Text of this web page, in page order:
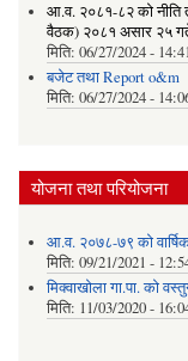
आ.व. २०८१-८२ को नीति
वैठक) २०८१ असार २५
मिति: 06/27/2024 -
बजेट तथा Report o&m
मिति: 06/27/2024 -
योजना तथा परियोजना
आ.व. २०७८-७९ को
मिति: 09/21/2021 -
मिक्वाखोला गा.पा. को
मिति: 11/03/2020 -